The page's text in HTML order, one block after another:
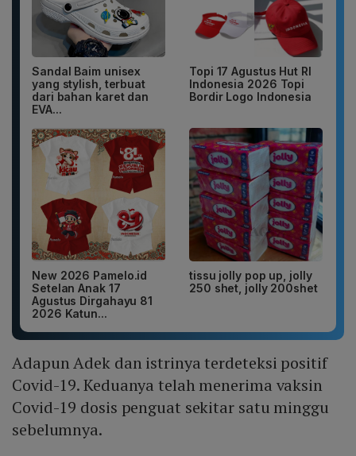
Sandal Baim unisex
yang stylish, terbuat
dari bahan karet dan
EVA...
Topi 17 Agustus Hut RI
Indonesia 2026 Topi
Bordir Logo Indonesia
New 2026 Pamelo.id
Setelan Anak 17
Agustus Dirgahayu 81
2026 Katun...
tissu jolly pop up, jolly
250 shet, jolly 200shet
Adapun Adek dan istrinya terdeteksi positif
Covid-19. Keduanya telah menerima vaksin
Covid-19 dosis penguat sekitar satu minggu
sebelumnya.